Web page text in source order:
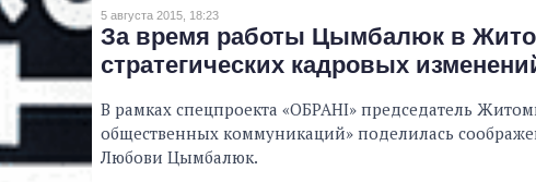
5 августа 2015, 18:23
За время работы Цымбалюк в
стратегических кадровых
В рамках спецпроекта «ОБРАНІ» председатель
общественных коммуникаций» поделилась
Любови Цымбалюк.